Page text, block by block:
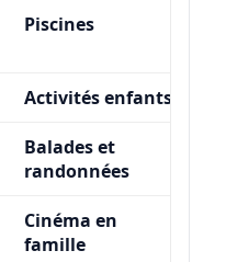
Piscines
Activités enfants
Balades et
randonnées
Cinéma en
famille